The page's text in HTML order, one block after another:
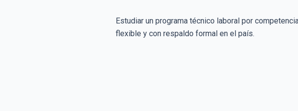
Estudiar un programa técnico laboral por
flexible y con respaldo formal en el país.